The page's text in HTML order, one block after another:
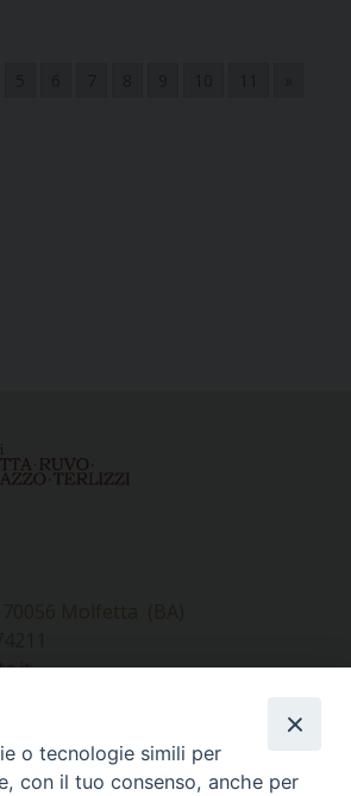
–
sociali
o tecnologie simili per
con il tuo consenso, anche per